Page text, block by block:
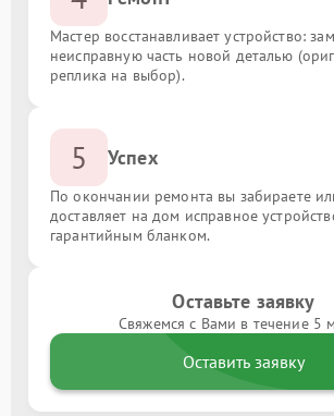
Мастер восстанавливает устройство:
неисправную часть новой деталью
реплика на выбор).
5 Успех
По окончании ремонта вы забираете
доставляет на дом исправное
гарантийным бланком.
Оставьте заявку
Свяжемся с Вами в течение 5
Оставить заявку